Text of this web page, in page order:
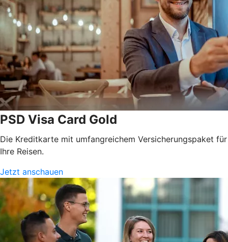
PSD Visa Card Gold
Die Kreditkarte mit umfangreichem Versicherungspaket für
Ihre Reisen.
Jetzt anschauen